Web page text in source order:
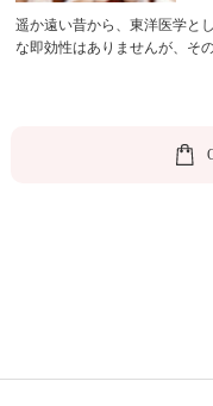
遥か遠い昔から、東洋医学と
な即効性はありませんが、そ